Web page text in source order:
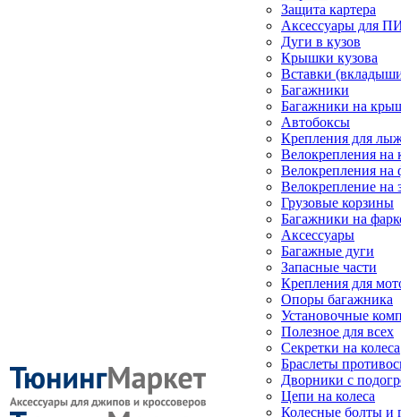
Защита картера
Аксессуары для
Дуги в кузов
Крышки кузова
Вставки
Багажники
Багажники на
Автобоксы
Крепления для
Велокрепления
Велокрепления на
Велокрепление на
Грузовые корзины
Багажники на
Аксессуары
Багажные дуги
Запасные части
Крепления для
Опоры багажника
Установочные
Полезное для всех
Секретки на колеса
Браслеты
Дворники с
Цепи на колеса
Колесные болты и